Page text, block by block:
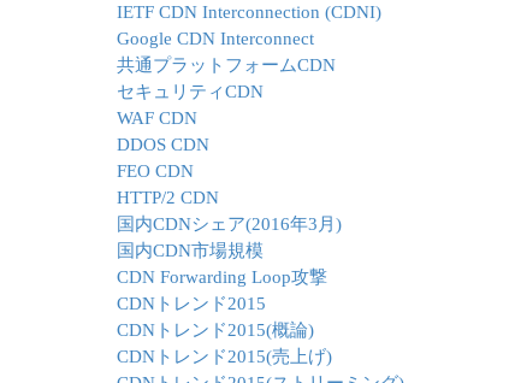
IETF CDN Interconnection (CDNI)
Google CDN Interconnect
共通プラットフォームCDN
セキュリティCDN
WAF CDN
DDOS CDN
FEO CDN
HTTP/2 CDN
国内CDNシェア(2016年3月)
国内CDN市場規模
CDN Forwarding Loop攻撃
CDNトレンド2015
CDNトレンド2015(概論)
CDNトレンド2015(売上げ)